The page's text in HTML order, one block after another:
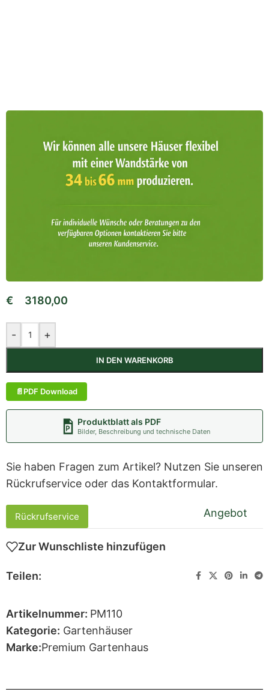
€ 3180,00
- +
IN DEN WARENKORB
PDF Download
Produktblatt als PDF
Bilder, Beschreibung und technische Daten
Sie haben Fragen zum Artikel? Nutzen Sie unseren
Rückrufservice oder das Kontaktformular.
Rückrufservice Angebot
Zur Wunschliste hinzufügen
Teilen:
Artikelnummer: PM110
Kategorie: Gartenhäuser
Marke:Premium Gartenhaus